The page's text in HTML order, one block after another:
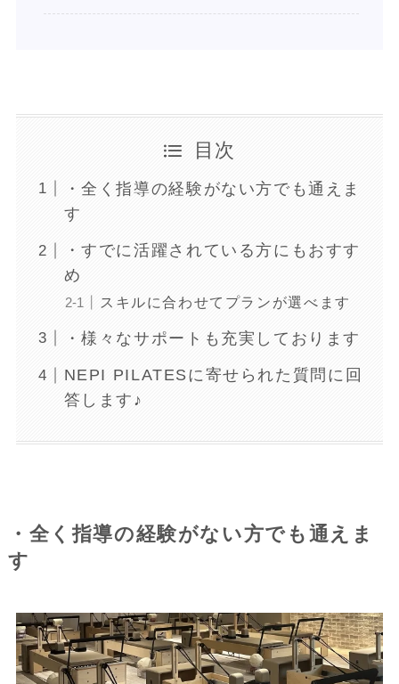
目次
・全く指導の経験がない方でも通えま
す
・すでに活躍されている方にもおすす
め
スキルに合わせてプランが選べます
・様々なサポートも充実しております
NEPI PILATESに寄せられた質問に回
答します♪
・全く指導の経験がない方でも通えま
す